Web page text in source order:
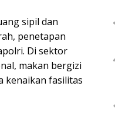
sipil dan
penetapan
Di sektor
makan bergizi
kenaikan fasilitas